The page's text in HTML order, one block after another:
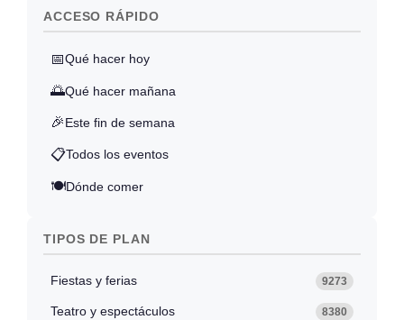
ACCESO RÁPIDO
📅Qué hacer hoy
🌅Qué hacer mañana
🎉Este fin de semana
📋Todos los eventos
🍽️Dónde comer
TIPOS DE PLAN
Fiestas y ferias 9273
Teatro y espectáculos 8380